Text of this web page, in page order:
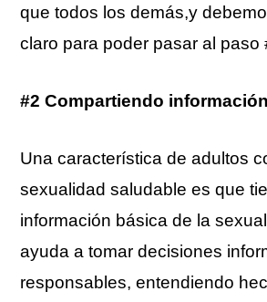
que todos los demás,y
claro para poder pasar al paso
#2 Compartiendo información
Una característica de adultos
sexualidad saludable es que
información básica de la
ayuda a tomar decisiones
responsables, entendiendo